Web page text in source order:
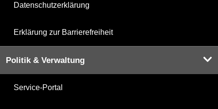
Datenschutzerklärung
Erklärung zur Barrierefreiheit
Politik & Verwaltung
Service-Portal